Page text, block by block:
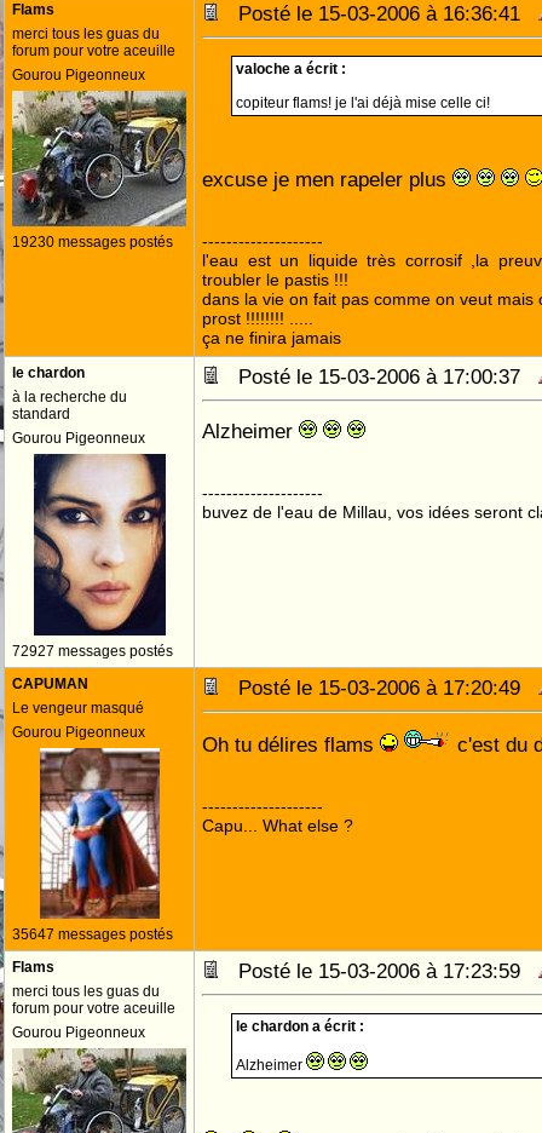
Flams
merci tous les guas du
forum pour votre aceuille
Gourou Pigeonneux
19230 messages postés
Posté le 15-03-2006 à 16:36:41
valoche a écrit :
copiteur flams! je l'ai déjà mise celle ci!
excuse je men rapeler plus
--------------------
l'eau est un liquide très corrosif ,la
troubler le pastis !!!
dans la vie on fait pas comme on veut mais
prost !!!!!!!! .....
ça ne finira jamais
le chardon
à la recherche du
standard
Gourou Pigeonneux
72927 messages postés
Posté le 15-03-2006 à 17:00:37
Alzheimer
--------------------
buvez de l'eau de Millau, vos idées seront
CAPUMAN
Le vengeur masqué
Gourou Pigeonneux
35647 messages postés
Posté le 15-03-2006 à 17:20:49
Oh tu délires flams c'est du
--------------------
Capu... What else ?
Flams
merci tous les guas du
forum pour votre aceuille
Gourou Pigeonneux
Posté le 15-03-2006 à 17:23:59
le chardon a écrit :
Alzheimer